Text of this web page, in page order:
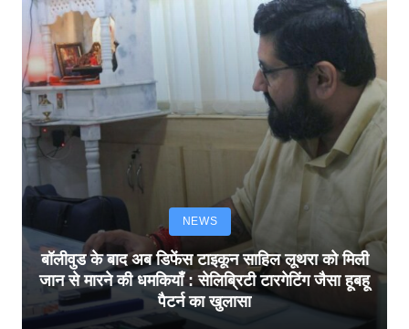
NEWS
बॉलीवुड के बाद अब डिफेंस टाइकून साहिल लूथरा को मिली
जान से मारने की धमकियाँ : सेलिब्रिटी टारगेटिंग जैसा हूबहू
पैटर्न का खुलासा